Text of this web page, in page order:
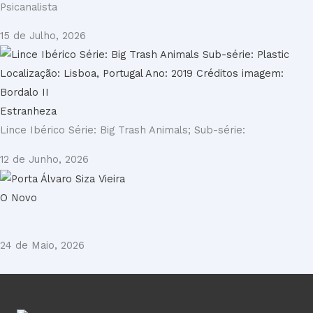
Psicanalista
15 de Julho, 2026
Estranheza
Lince Ibérico Série: Big Trash Animals; Sub-série:
12 de Junho, 2026
O Novo
24 de Maio, 2026